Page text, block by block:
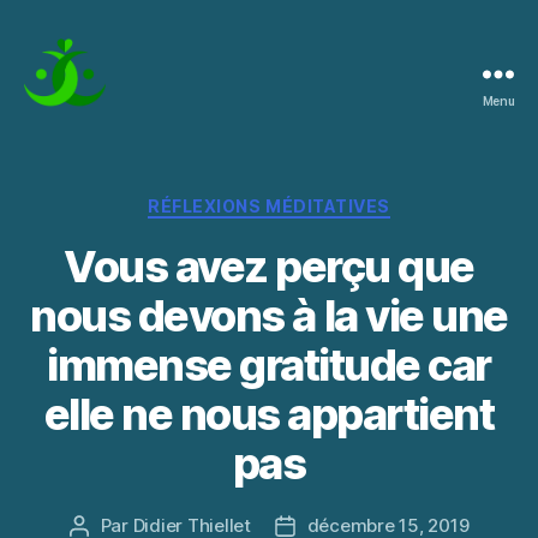
Menu
Catégories
RÉFLEXIONS MÉDITATIVES
Vous avez perçu que
nous devons à la vie une
immense gratitude car
elle ne nous appartient
pas
Auteur
Par Didier Thiellet
Datedécembre 15, 2019